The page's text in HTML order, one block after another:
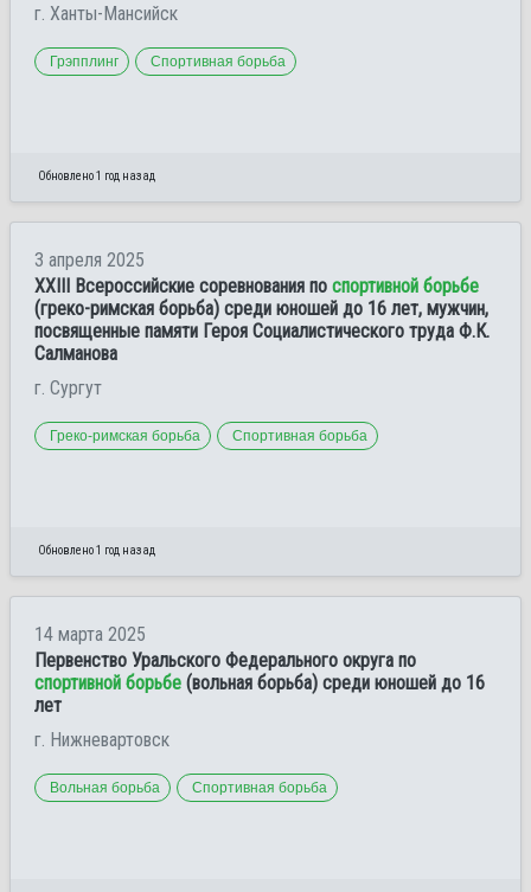
г. Ханты-Мансийск
Грэпплинг Спортивная борьба
Обновлено 1 год назад
3 апреля 2025
XXIII Всероссийские соревнования по спортивной борьбе
(греко-римская борьба) среди юношей до 16 лет, мужчин,
посвященные памяти Героя Социалистического труда Ф.К.
Салманова
г. Сургут
Греко-римская борьба Спортивная борьба
Обновлено 1 год назад
14 марта 2025
Первенство Уральского Федерального округа по
спортивной борьбе (вольная борьба) среди юношей до 16
лет
г. Нижневартовск
Вольная борьба Спортивная борьба